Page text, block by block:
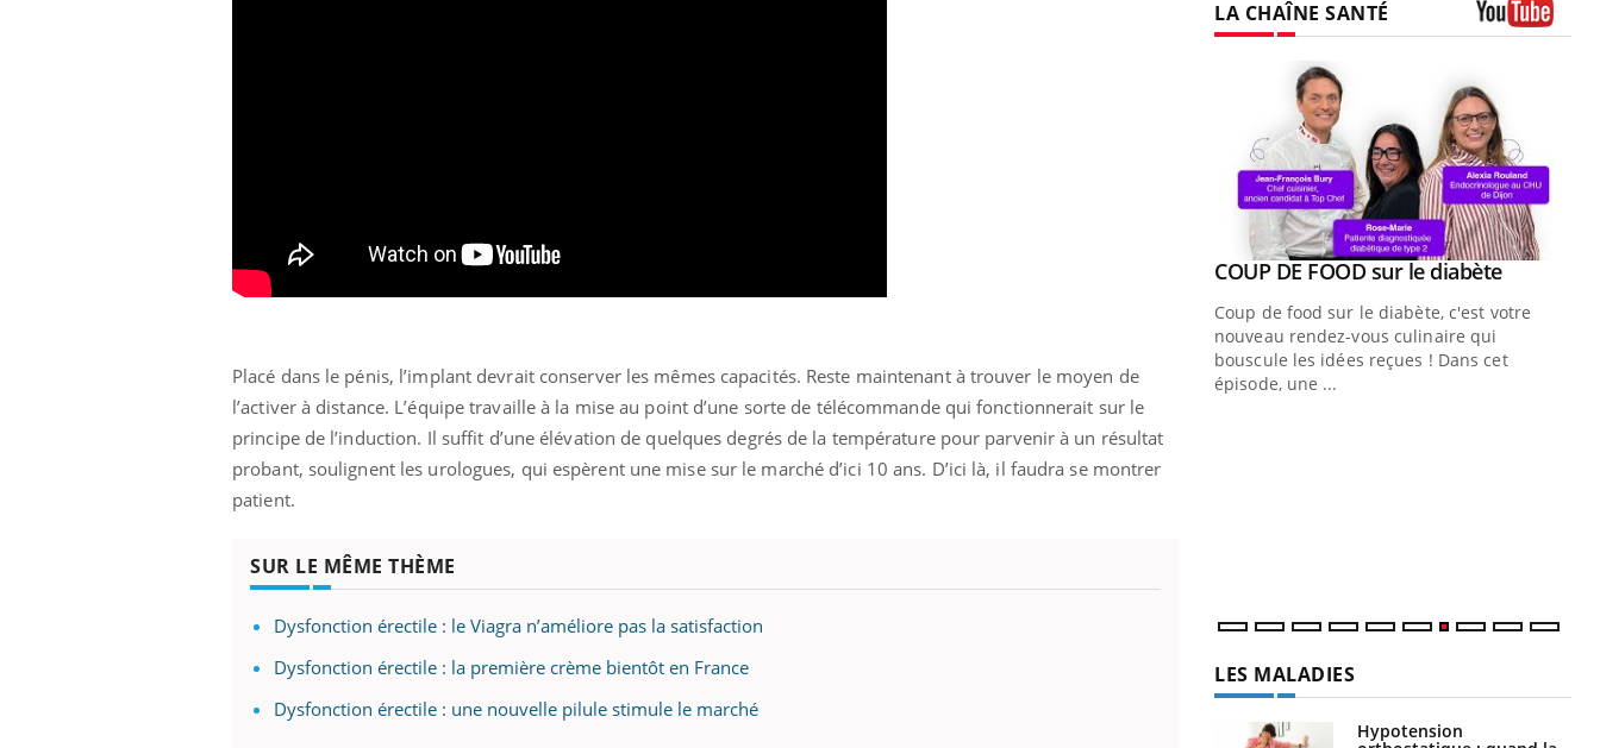
Placé dans le pénis, l’implant devrait conserver les mêmes capacités. Reste maintenant à trouver le moyen de
l’activer à distance. L’équipe travaille à la mise au point d’une sorte de télécommande qui fonctionnerait sur le
principe de l’induction. Il suffit d’une élévation de quelques degrés de la température pour parvenir à un résultat
probant, soulignent les urologues, qui espèrent une mise sur le marché d’ici 10 ans. D’ici là, il faudra se montrer
patient.
SUR LE MÊME THÈME
Dysfonction érectile : le Viagra n’améliore pas la satisfaction
Dysfonction érectile : la première crème bientôt en France
Dysfonction érectile : une nouvelle pilule stimule le marché
LA CHAÎNE SANTÉ
Diabète & Ramadan 2026Youtube
défis, mais ...
Youtube
Un « jumeau numérique » pour
faciliter l’accès à la médecine
mutualiste innove en matière de bilan de
santé : l'utilisation d'un « jumeau
numérique » permet ...
Youtube
épisode, une ...
Youtube
Quand l’entreprise mise sur le bien
"Les rendez-vous de la santé et de la
qualité de vie au travail" de Pourquoi
Docteur reçoivent Régis Blugeon, DRH et
LES MALADIES
Hypotension